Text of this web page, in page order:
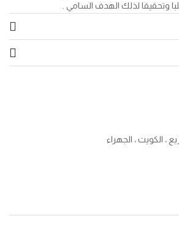
وتحقيقا لذلك الهدف السامي .
، الكويت ، الجهراء